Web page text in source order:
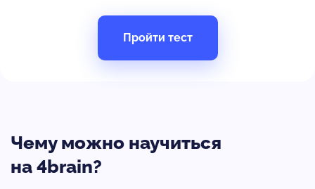
Пройти тест
Чему можно научиться
на 4brain?